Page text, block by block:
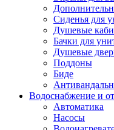
Сиденья для
Душевые
Бачки для
Душевые
Поддоны
Биде
Водоснабжение и
Автоматика
Насосы